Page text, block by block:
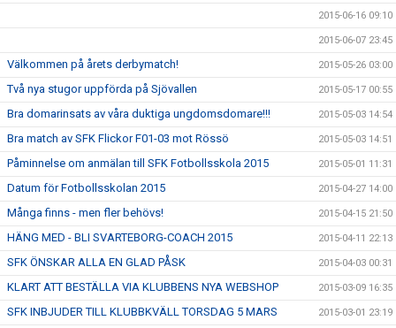
2015-06-16 09:10
2015-06-07 23:45
Välkommen på årets derbymatch! 2015-05-26 03:00
Två nya stugor uppförda på Sjövallen 2015-05-17 00:55
Bra domarinsats av våra duktiga ungdomsdomare!!! 2015-05-03 14:54
Bra match av SFK Flickor F01-03 mot Rössö 2015-05-03 14:51
Påminnelse om anmälan till SFK Fotbollsskola 2015 2015-05-01 11:31
Datum för Fotbollsskolan 2015 2015-04-27 14:00
Många finns - men fler behövs! 2015-04-15 21:50
HÄNG MED - BLI SVARTEBORG-COACH 2015 2015-04-11 22:13
SFK ÖNSKAR ALLA EN GLAD PÅSK 2015-04-03 00:31
KLART ATT BESTÄLLA VIA KLUBBENS NYA WEBSHOP 2015-03-09 16:35
SFK INBJUDER TILL KLUBBKVÄLL TORSDAG 5 MARS 2015-03-01 23:19